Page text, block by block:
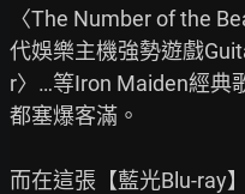
〈The Number of the
代娛樂主機強勢遊戲
r〉…等Iron Maiden經典
都塞爆客滿。
而在這張【藍光Blu-ray